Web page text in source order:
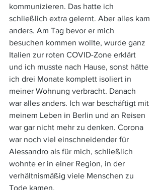
kommunizieren. Das hatte ich
schließlich extra gelernt. Aber alles kam
anders. Am Tag bevor er mich
besuchen kommen wollte, wurde ganz
Italien zur roten COVID-Zone erklärt
und ich musste nach Hause, sonst hätte
ich drei Monate komplett isoliert in
meiner Wohnung verbracht. Danach
war alles anders. Ich war beschäftigt mit
meinem Leben in Berlin und an Reisen
war gar nicht mehr zu denken. Corona
war noch viel einschneidender für
Alessandro als für mich, schließlich
wohnte er in einer Region, in der
verhältnismäßig viele Menschen zu
Tode kamen.